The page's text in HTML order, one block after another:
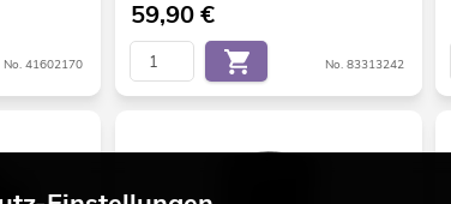
No. 41602170
59,90€
No. 83313242